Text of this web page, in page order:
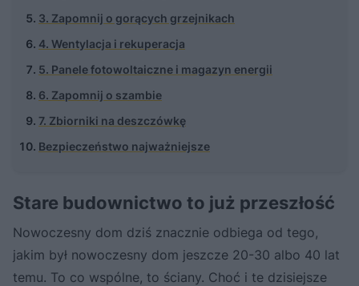
3. Zapomnij o gorących grzejnikach
4. Wentylacja i rekuperacja
5. Panele fotowoltaiczne i magazyn energii
6. Zapomnij o szambie
7. Zbiorniki na deszczówkę
Bezpieczeństwo najważniejsze
Stare budownictwo to już przeszłość
Nowoczesny dom dziś znacznie odbiega od tego,
jakim był nowoczesny dom jeszcze 20-30 albo 40 lat
temu. To co wspólne, to ściany. Choć i te dzisiejsze